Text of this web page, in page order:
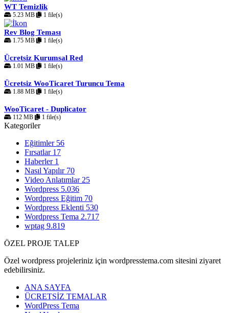
WT Temizlik
5.23 MB 1 file(s)
Rev Blog Teması
1.75 MB 1 file(s)
Ücretsiz Kurumsal Red
1.01 MB 1 file(s)
Ücretsiz WooTicaret Turuncu Tema
1.88 MB 1 file(s)
WooTicaret - Duplicator
112 MB 1 file(s)
Kategoriler
Eğitimler 56
Fırsatlar 17
Haberler 1
Nasıl Yapılır 70
Video Anlatımlar 25
Wordpress 5.036
Wordpress Eğitim 70
Wordpress Eklenti 530
Wordpress Tema 2.717
wptag 9.819
ÖZEL PROJE TALEP
Özel wordpress projeleriniz için wordpresstema.com sitesini ziyaret
edebilirsiniz.
ANA SAYFA
ÜCRETSİZ TEMALAR
WordPress Tema